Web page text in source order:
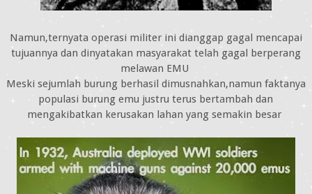
Namun,ternyata operasi militer ini dianggap gagal mencapai
tujuannya dan dinyatakan masyarakat telah gagal berperang
melawan EMU
Meski sejumlah burung berhasil dimusnahkan,namun faktanya
populasi burung emu justru terus bertambah dan
mengakibatkan kerusakan lahan yang semakin besar